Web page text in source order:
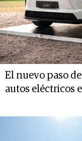
El nuevo paso
autos eléctricos